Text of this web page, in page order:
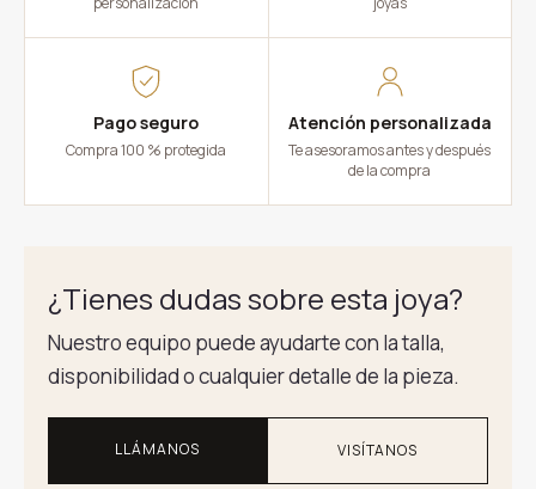
Pago seguro
Compra 100 % protegida
Atención personalizada
Te asesoramos antes y después
de la compra
¿Tienes dudas sobre esta joya?
Nuestro equipo puede ayudarte con la talla,
disponibilidad o cualquier detalle de la pieza.
LLÁMANOS VISÍTANOS